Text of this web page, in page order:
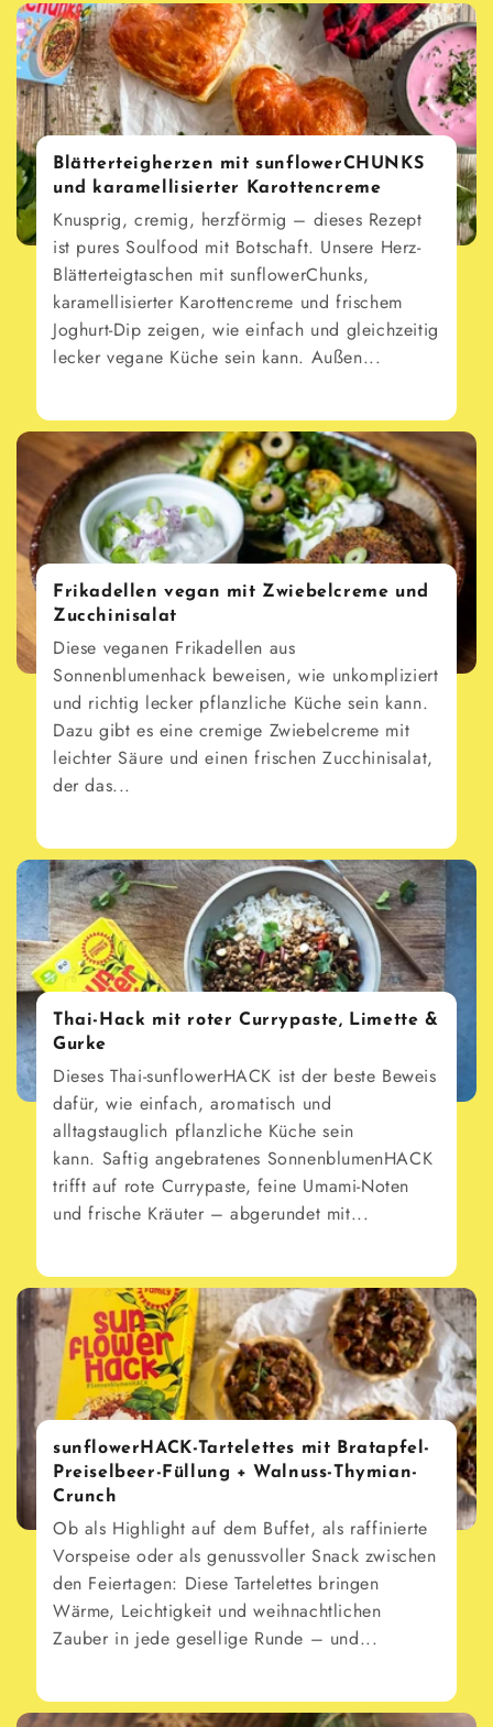
Blätterteigherzen mit sunflowerCHUNKS
und karamellisierter Karottencreme
Knusprig, cremig, herzförmig – dieses Rezept
ist pures Soulfood mit Botschaft. Unsere Herz-
Blätterteigtaschen mit sunflowerChunks,
karamellisierter Karottencreme und frischem
Joghurt-Dip zeigen, wie einfach und gleichzeitig
lecker vegane Küche sein kann. Außen...
Frikadellen vegan mit Zwiebelcreme und
Zucchinisalat
Diese veganen Frikadellen aus
Sonnenblumenhack beweisen, wie unkompliziert
und richtig lecker pflanzliche Küche sein kann.
Dazu gibt es eine cremige Zwiebelcreme mit
leichter Säure und einen frischen Zucchinisalat,
der das...
Thai-Hack mit roter Currypaste, Limette &
Gurke
Dieses Thai-sunflowerHACK ist der beste Beweis
dafür, wie einfach, aromatisch und
alltagstauglich pflanzliche Küche sein
kann. Saftig angebratenes SonnenblumenHACK
trifft auf rote Currypaste, feine Umami-Noten
und frische Kräuter – abgerundet mit...
sunflowerHACK-Tartelettes mit Bratapfel-
Preiselbeer-Füllung + Walnuss-Thymian-
Crunch
Ob als Highlight auf dem Buffet, als raffinierte
Vorspeise oder als genussvoller Snack zwischen
den Feiertagen: Diese Tartelettes bringen
Wärme, Leichtigkeit und weihnachtlichen
Zauber in jede gesellige Runde – und...